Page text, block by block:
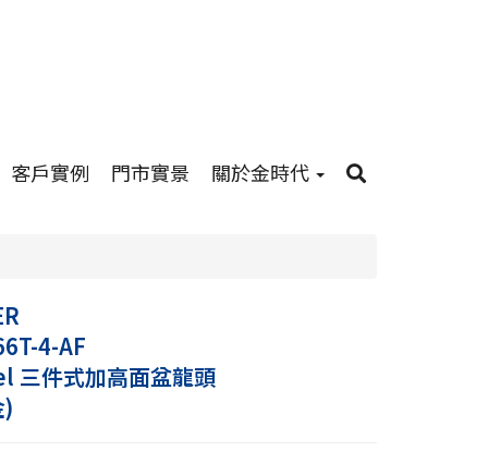
客戶實例 門市實景 關於金時代
4-AF
三件式加高面盆龍頭